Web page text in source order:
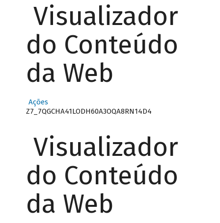
Visualizador
do Conteúdo
da Web
Ações
Z7_7QGCHA41LODH60A3OQA8RN14D4
Visualizador
do Conteúdo
da Web